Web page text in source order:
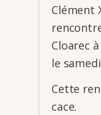
Clément
Cloa­rec
le
Cette
cace.